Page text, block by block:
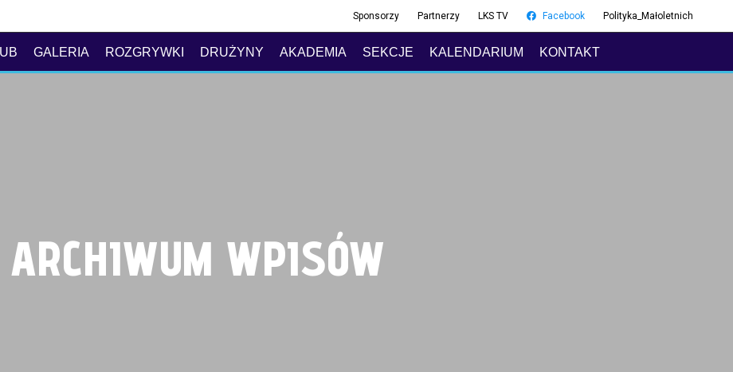
Sponsorzy Partnerzy LKS TV Facebook Polityka_Małoletnich
GALERIA ROZGRYWKI DRUŻYNY AKADEMIA SEKCJE KALENDARIUM KONTAKT
ARCHIWUM WPISÓW